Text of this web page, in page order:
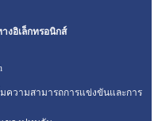
งอิเล็กทรอนิกส์
มความสามารถการแข่งขันและการ